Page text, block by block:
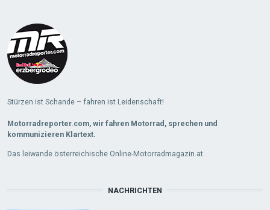
Stürzen ist Schande – fahren ist Leidenschaft!
Motorradreporter.com, wir fahren Motorrad, sprechen und
kommunizieren Klartext.
Das leiwande österreichische Online-Motorradmagazin.at
NACHRICHTEN